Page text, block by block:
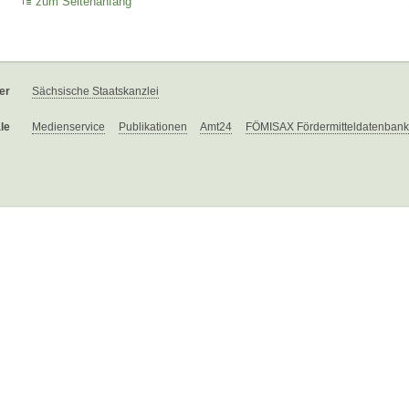
Sächsische Staatskanzlei
Medienservice Publikationen Amt24 FÖMISAX Fördermitteldatenbank